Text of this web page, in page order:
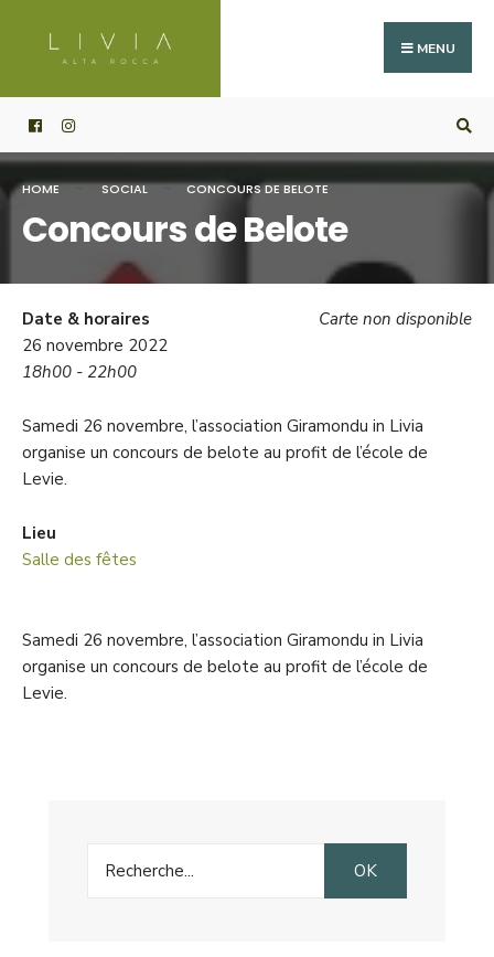
MENU
HOME SOCIAL CONCOURS DE BELOTE
Concours de Belote
Carte non disponible
Date & horaires
26 novembre 2022
18h00 - 22h00
Samedi 26 novembre, l’association Giramondu in Livia
organise un concours de belote au profit de l’école de
Levie.
Lieu
Salle des fêtes
Samedi 26 novembre, l’association Giramondu in Livia
organise un concours de belote au profit de l’école de
Levie.
for:
OK
for: